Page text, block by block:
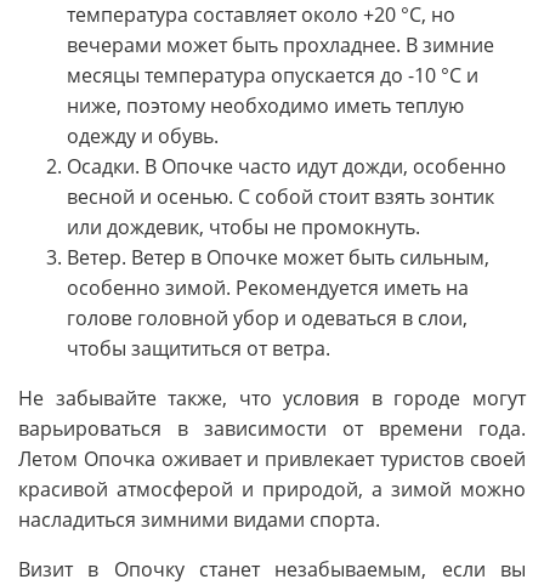
температура составляет около +20 °C, но
вечерами может быть прохладнее. В зимние
месяцы температура опускается до -10 °C и
ниже, поэтому необходимо иметь теплую
одежду и обувь.
Осадки. В Опочке часто идут дожди, особенно
весной и осенью. С собой стоит взять зонтик
или дождевик, чтобы не промокнуть.
Ветер. Ветер в Опочке может быть сильным,
особенно зимой. Рекомендуется иметь на
голове головной убор и одеваться в слои,
чтобы защититься от ветра.
Не забывайте также, что условия в городе могут
варьироваться в зависимости от времени года.
Летом Опочка оживает и привлекает туристов своей
красивой атмосферой и природой, а зимой можно
насладиться зимними видами спорта.
Визит в Опочку станет незабываемым, если вы